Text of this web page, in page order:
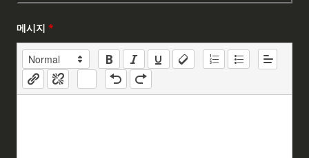
메시지 *